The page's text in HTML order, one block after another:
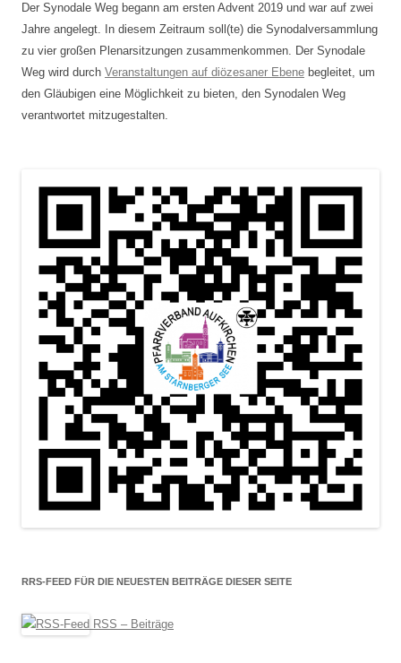
Der Synodale Weg begann am ersten Advent 2019 und war auf zwei
Jahre angelegt. In diesem Zeitraum soll(te) die Synodalversammlung
zu vier großen Plenarsitzungen zusammenkommen. Der Synodale
Weg wird durch Veranstaltungen auf diözesaner Ebene begleitet, um
den Gläubigen eine Möglichkeit zu bieten, den Synodalen Weg
verantwortet mitzugestalten.
RRS-FEED FÜR DIE NEUESTEN BEITRÄGE DIESER SEITE
RSS – Beiträge